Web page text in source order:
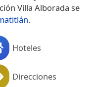
Villa Alborada se
.
Hoteles
Direcciones